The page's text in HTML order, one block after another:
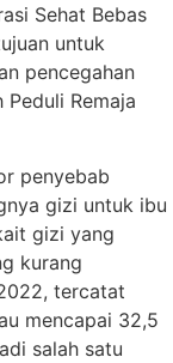
Sehat Bebas
untuk
pencegahan
Remaja
penyebab
gizi untuk ibu
gizi yang
kurang
tercatat
mencapai 32,5
salah satu